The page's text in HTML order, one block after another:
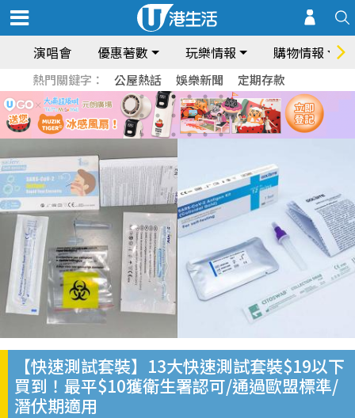
演唱會 優惠著數 玩樂情報 購物情報
熱門關鍵字： 公屋熱話 娛樂新聞 定期存款
【快速測試套裝】13大快速測試套裝$19以下
買到！最平$10獲衛生署認可/通過歐盟標準/
潛伏期適用